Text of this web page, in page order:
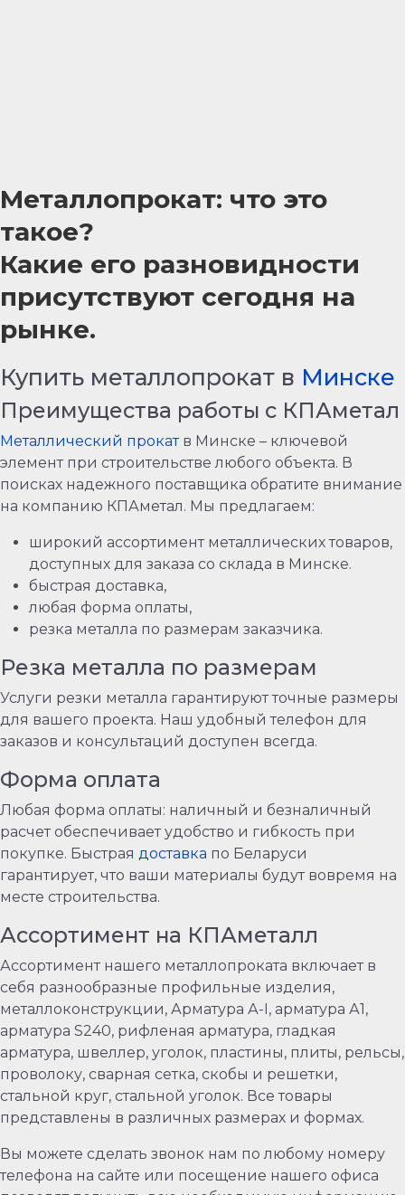
Металлопрокат: что это
такое?
Какие его разновидности
присутствуют сегодня на
рынке.
Купить металлопрокат в Минске
Преимущества работы с КПАметал
Металлический прокатв Минске – ключевой
элемент при строительстве любого объекта. В
поисках надежного поставщика обратите внимание
на компанию КПАметал. Мы предлагаем:
широкий ассортимент металлических товаров,
доступных для заказа со склада в Минске.
быстрая доставка,
любая форма оплаты,
резка металла по размерам заказчика.
Резка металла по размерам
Услуги резки металла гарантируют точные размеры
для вашего проекта. Наш удобный телефон для
заказов и консультаций доступен всегда.
Форма оплата
Любая форма оплаты: наличный и безналичный
расчет обеспечивает удобство и гибкость при
покупке. Быстрая доставка по Беларуси
гарантирует, что ваши материалы будут вовремя на
месте строительства.
Ассортимент на КПАметалл
Ассортимент нашего металлопроката включает в
себя разнообразные профильные изделия,
металлоконструкции, Арматура А-I, арматура А1,
арматура S240, рифленая арматура, гладкая
арматура, швеллер, уголок, пластины, плиты, рельсы,
проволоку, сварная сетка, скобы и решетки,
стальной круг, стальной уголок. Все товары
представлены в различных размерах и формах.
Вы можете сделать звонок нам по любому номеру
телефона на сайте или посещение нашего офиса